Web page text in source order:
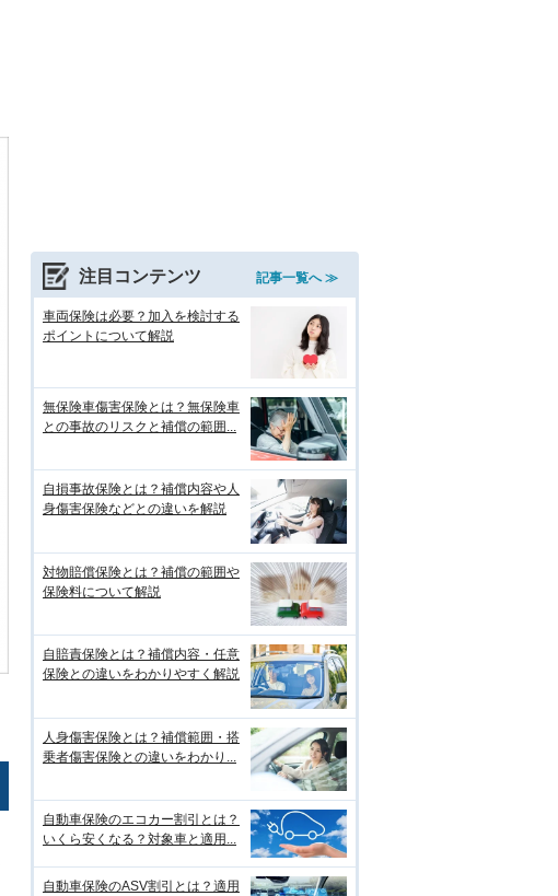
注目コンテンツ 記事一覧へ ≫
車両保険は必要？加入を検討する
ポイントについて解説
無保険車傷害保険とは？無保険車
との事故のリスクと補償の範囲...
自損事故保険とは？補償内容や人
身傷害保険などとの違いを解説
対物賠償保険とは？補償の範囲や
保険料について解説
自賠責保険とは？補償内容・任意
保険との違いをわかりやすく解説
人身傷害保険とは？補償範囲・搭
乗者傷害保険との違いをわかり...
自動車保険のエコカー割引とは？
いくら安くなる？対象車と適用...
自動車保険のASV割引とは？適用